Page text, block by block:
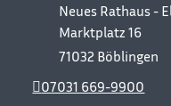
Neues Rathaus -
Marktplatz 16
71032 Böblingen
07031 669-9900